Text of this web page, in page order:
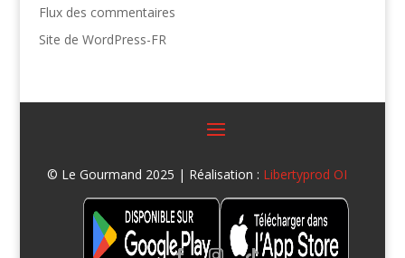
Flux des commentaires
Site de WordPress-FR
© Le Gourmand 2025 | Réalisation : Libertyprod OI